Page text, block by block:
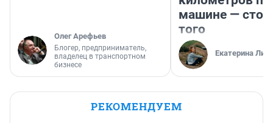
Олег Арефьев
Блогер, предприниматель,
владелец в транспортном
бизнесе
машине —
того
Екатерина
РЕКОМЕНДУЕМ